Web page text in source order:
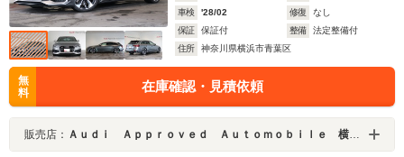
車検
'28/02 修復
なし
保証
保証付 整備
法定整備付
住所
神奈川県横浜市青葉区
無
料
在庫確認・見積依頼
販売店： Ａｕｄｉ Ａｐｐｒｏｖｅｄ Ａｕｔｏｍｏｂｉｌｅ 横浜青葉